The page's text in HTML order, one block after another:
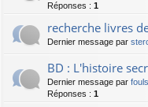
Réponses : 1
recherche livres
Dernier message par
BD : L'histoire
Dernier message par
Réponses : 1